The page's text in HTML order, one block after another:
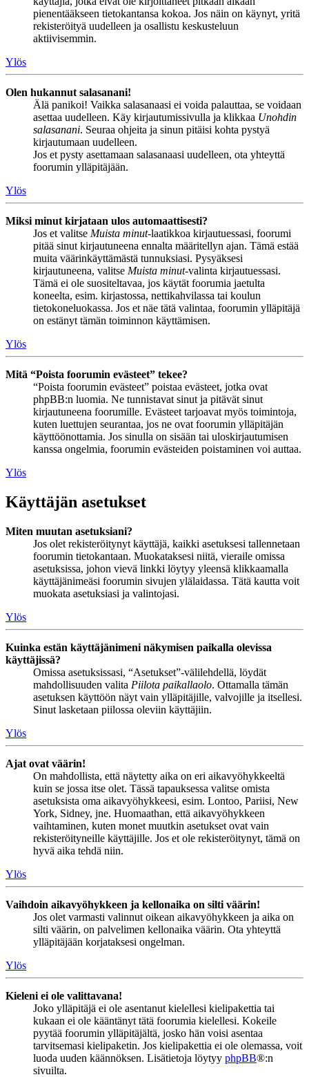
pienentääkseen tietokantansa kokoa. Jos näin on käynyt, yritä
rekisteröityä uudelleen ja osallistu keskusteluun
aktiivisemmin.
Ylös
Olen hukannut salasanani!
Älä panikoi! Vaikka salasanaasi ei voida palauttaa, se voidaan
asettaa uudelleen. Käy kirjautumissivulla ja klikkaa Unohdin
salasanani. Seuraa ohjeita ja sinun pitäisi kohta pystyä
kirjautumaan uudelleen.
Jos et pysty asettamaan salasanaasi uudelleen, ota yhteyttä
foorumin ylläpitäjään.
Ylös
Miksi minut kirjataan ulos automaattisesti?
Jos et valitse Muista minut-laatikkoa kirjautuessasi, foorumi
pitää sinut kirjautuneena ennalta määritellyn ajan. Tämä estää
muita väärinkäyttämästä tunnuksiasi. Pysyäksesi
kirjautuneena, valitse Muista minut-valinta kirjautuessasi.
Tämä ei ole suositeltavaa, jos käytät foorumia jaetulta
koneelta, esim. kirjastossa, nettikahvilassa tai koulun
tietokoneluokassa. Jos et näe tätä valintaa, foorumin ylläpitäjä
on estänyt tämän toiminnon käyttämisen.
Ylös
Mitä “Poista foorumin evästeet” tekee?
“Poista foorumin evästeet” poistaa evästeet, jotka ovat
phpBB:n luomia. Ne tunnistavat sinut ja pitävät sinut
kirjautuneena foorumille. Evästeet tarjoavat myös toimintoja,
kuten luettujen seurantaa, jos ne ovat foorumin ylläpitäjän
käyttöönottamia. Jos sinulla on sisään tai uloskirjautumisen
kanssa ongelmia, foorumin evästeiden poistaminen voi auttaa.
Ylös
Käyttäjän asetukset
Miten muutan asetuksiani?
Jos olet rekisteröitynyt käyttäjä, kaikki asetuksesi tallennetaan
foorumin tietokantaan. Muokataksesi niitä, vieraile omissa
asetuksissa, johon vievä linkki löytyy yleensä klikkaamalla
käyttäjänimeäsi foorumin sivujen ylälaidassa. Tätä kautta voit
muokata asetuksiasi ja valintojasi.
Ylös
Kuinka estän käyttäjänimeni näkymisen paikalla olevissa
käyttäjissä?
Omissa asetuksissasi, “Asetukset”-välilehdellä, löydät
mahdollisuuden valita Piilota paikallaolo. Ottamalla tämän
asetuksen käyttöön näyt vain ylläpitäjille, valvojille ja itsellesi.
Sinut lasketaan piilossa oleviin käyttäjiin.
Ylös
Ajat ovat väärin!
On mahdollista, että näytetty aika on eri aikavyöhykkeeltä
kuin se jossa itse olet. Tässä tapauksessa valitse omista
asetuksista oma aikavyöhykkeesi, esim. Lontoo, Pariisi, New
York, Sidney, jne. Huomaathan, että aikavyöhykkeen
vaihtaminen, kuten monet muutkin asetukset ovat vain
rekisteröityneille käyttäjille. Jos et ole rekisteröitynyt, tämä on
hyvä aika tehdä niin.
Ylös
Vaihdoin aikavyöhykkeen ja kellonaika on silti väärin!
Jos olet varmasti valinnut oikean aikavyöhykkeen ja aika on
silti väärin, on palvelimen kellonaika väärin. Ota yhteyttä
ylläpitäjään korjataksesi ongelman.
Ylös
Kieleni ei ole valittavana!
Joko ylläpitäjä ei ole asentanut kielellesi kielipakettia tai
kukaan ei ole kääntänyt tätä foorumia kielellesi. Kokeile
pyytää foorumin ylläpitäjältä, josko hän voisi asentaa
tarvitsemasi kielipaketin. Jos kielipakettia ei ole olemassa, voit
luoda uuden käännöksen. Lisätietoja löytyy phpBB®:n
sivuilta.